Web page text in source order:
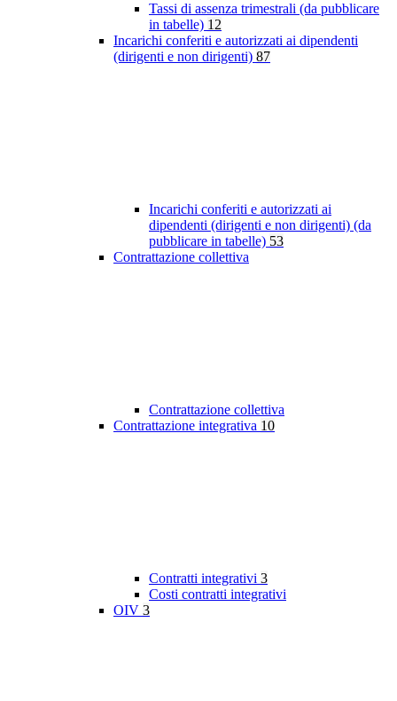
Tassi di assenza trimestrali (da pubblicare
in tabelle) 12
Incarichi conferiti e autorizzati ai dipendenti
(dirigenti e non dirigenti) 87
Incarichi conferiti e autorizzati ai
dipendenti (dirigenti e non dirigenti) (da
pubblicare in tabelle) 53
Contrattazione collettiva
Contrattazione collettiva
Contrattazione integrativa 10
Contratti integrativi 3
Costi contratti integrativi
OIV 3